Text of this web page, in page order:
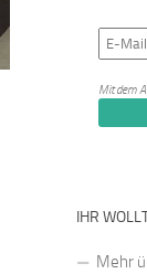
Mit dem
IHR
Mehr